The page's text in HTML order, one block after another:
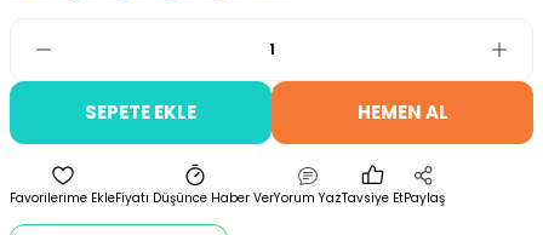
SEPETE EKLE HEMEN AL
Fiyatı Düşünce Haber VerYorum YazTavsiye EtPaylaş